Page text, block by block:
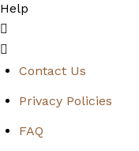
Help
Contact Us
Privacy Policies
FAQ